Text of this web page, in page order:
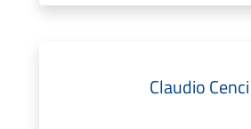
Claudio Cenci